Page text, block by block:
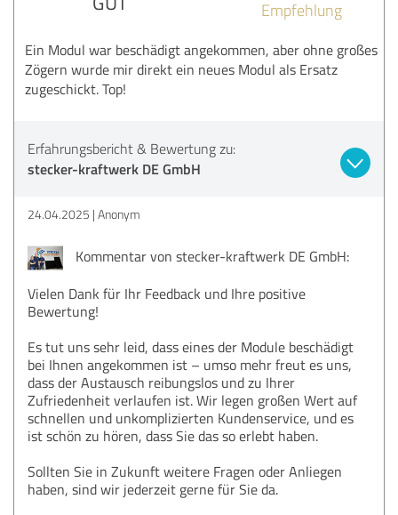
Empfehlung
Ein Modul war beschädigt angekommen, aber ohne großes
Zögern wurde mir direkt ein neues Modul als Ersatz
zugeschickt. Top!
Erfahrungsbericht & Bewertung zu:
stecker-kraftwerk DE GmbH
24.04.2025 Anonym
Kommentar von stecker-kraftwerk DE GmbH:
Vielen Dank für Ihr Feedback und Ihre positive
Bewertung!
Es tut uns sehr leid, dass eines der Module beschädigt
bei Ihnen angekommen ist – umso mehr freut es uns,
dass der Austausch reibungslos und zu Ihrer
Zufriedenheit verlaufen ist. Wir legen großen Wert auf
schnellen und unkomplizierten Kundenservice, und es
ist schön zu hören, dass Sie das so erlebt haben.
Sollten Sie in Zukunft weitere Fragen oder Anliegen
haben, sind wir jederzeit gerne für Sie da.